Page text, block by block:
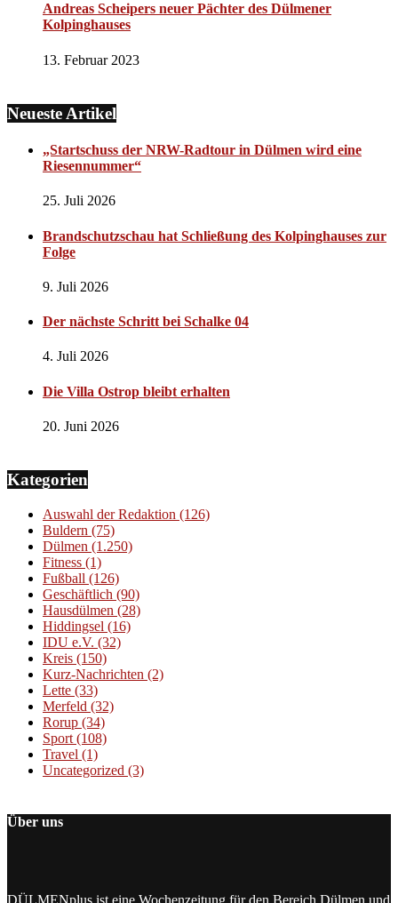
Andreas Scheipers neuer Pächter des Dülmener
Kolpinghauses
13. Februar 2023
Neueste Artikel
„Startschuss der NRW-Radtour in Dülmen wird eine
Riesennummer“
25. Juli 2026
Brandschutzschau hat Schließung des Kolpinghauses zur
Folge
9. Juli 2026
Der nächste Schritt bei Schalke 04
4. Juli 2026
Die Villa Ostrop bleibt erhalten
20. Juni 2026
Kategorien
Auswahl der Redaktion (126)
Buldern (75)
Dülmen (1.250)
Fitness (1)
Fußball (126)
Geschäftlich (90)
Hausdülmen (28)
Hiddingsel (16)
IDU e.V. (32)
Kreis (150)
Kurz-Nachrichten (2)
Lette (33)
Merfeld (32)
Rorup (34)
Sport (108)
Travel (1)
Uncategorized (3)
Über uns
DÜLMENplus ist eine Wochenzeitung für den Bereich Dülmen und